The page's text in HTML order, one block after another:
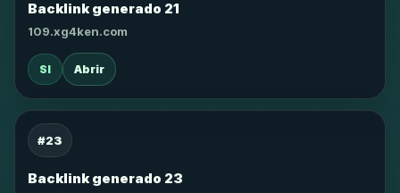
Backlink generado 21
109.xg4ken.com
SI Abrir
#23
Backlink generado 23